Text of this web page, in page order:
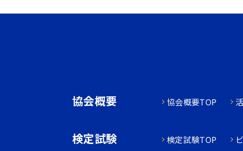
協会概要 協会概要TOP
検定試験 検定試験TOP